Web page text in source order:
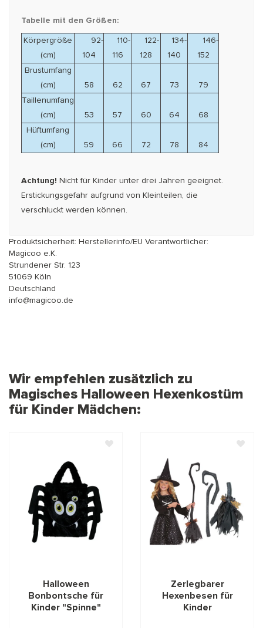
Tabelle mit den Größen:
Körpergröße
(cm)
92-
104
110-
116
122-
128
134-
140
146-
152
Brustumfang
(cm)
58 62 67 73
79
Taillenumfang
(cm)
53 57 60 64
68
Hüftumfang
(cm)
59 66 72 78 84
Achtung! Nicht für Kinder unter drei Jahren geeignet.
Erstickungsgefahr aufgrund von Kleinteilen, die
verschluckt werden können.
Produktsicherheit: Herstellerinfo/EU Verantwortlicher:
Magicoo e.K.
Strundener Str. 123
51069 Köln
Deutschland
info@magicoo.de
Wir empfehlen zusätzlich zu
Magisches Halloween Hexenkostüm
für Kinder Mädchen:
Halloween
Bonbontsche für
Kinder "Spinne"
Zerlegbarer
Hexenbesen für
Kinder